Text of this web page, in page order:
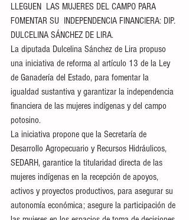
LLEGUEN  LAS MUJERES DEL CAMPO PARA
FOMENTAR SU  INDEPENDENCIA FINANCIERA: DIP.
DULCELINA SÁNCHEZ DE LIRA.
La diputada Dulcelina Sánchez de Lira propuso
una iniciativa de reforma al artículo 13 de la Ley
de Ganadería del Estado, para fomentar la
igualdad sustantiva y garantizar la independencia
financiera de las mujeres indígenas y del campo
potosino.
La iniciativa propone que la Secretaría de
Desarrollo Agropecuario y Recursos Hidráulicos,
SEDARH, garantice la titularidad directa de las
mujeres indígenas en la recepción de apoyos,
activos y proyectos productivos, para asegurar su
autonomía económica; asegure la participación de